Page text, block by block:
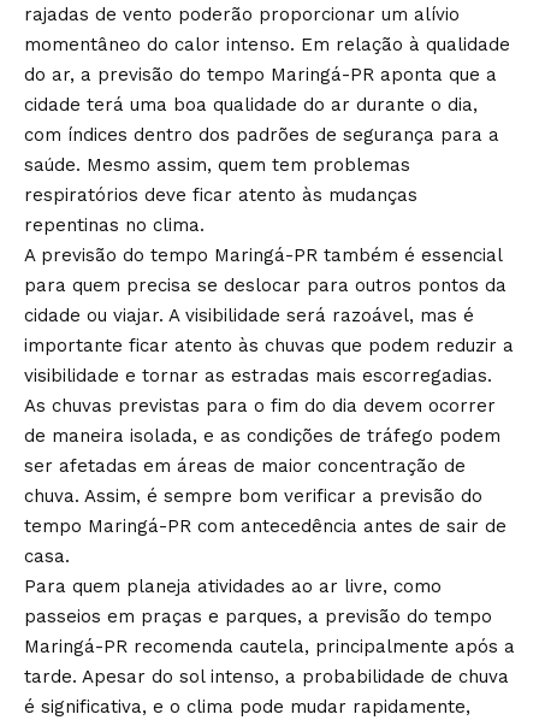
rajadas de vento poderão proporcionar um alívio
momentâneo do calor intenso. Em relação à qualidade
do ar, a previsão do tempo Maringá-PR aponta que a
cidade terá uma boa qualidade do ar durante o dia,
com índices dentro dos padrões de segurança para a
saúde. Mesmo assim, quem tem problemas
respiratórios deve ficar atento às mudanças
repentinas no clima.
A previsão do tempo Maringá-PR também é essencial
para quem precisa se deslocar para outros pontos da
cidade ou viajar. A visibilidade será razoável, mas é
importante ficar atento às chuvas que podem reduzir a
visibilidade e tornar as estradas mais escorregadias.
As chuvas previstas para o fim do dia devem ocorrer
de maneira isolada, e as condições de tráfego podem
ser afetadas em áreas de maior concentração de
chuva. Assim, é sempre bom verificar a previsão do
tempo Maringá-PR com antecedência antes de sair de
casa.
Para quem planeja atividades ao ar livre, como
passeios em praças e parques, a previsão do tempo
Maringá-PR recomenda cautela, principalmente após a
tarde. Apesar do sol intenso, a probabilidade de chuva
é significativa, e o clima pode mudar rapidamente,